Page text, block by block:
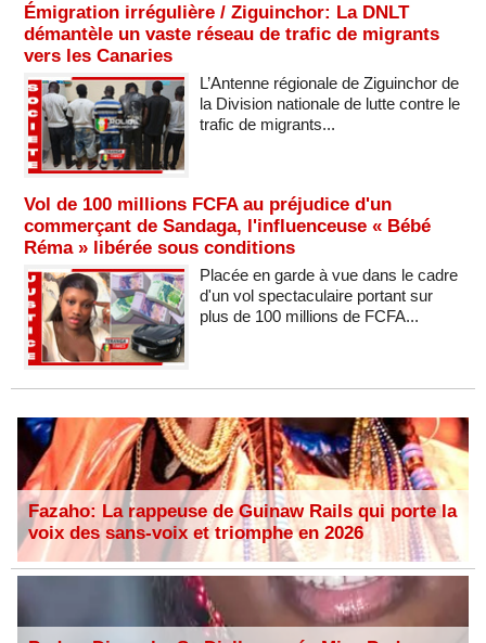
Émigration irrégulière / Ziguinchor: La DNLT
démantèle un vaste réseau de trafic de migrants
vers les Canaries
L’Antenne régionale de Ziguinchor de
la Division nationale de lutte contre le
trafic de migrants...
Vol de 100 millions FCFA au préjudice d'un
commerçant de Sandaga, l'influenceuse « Bébé
Réma » libérée sous conditions
Placée en garde à vue dans le cadre
d'un vol spectaculaire portant sur
plus de 100 millions de FCFA...
Fazaho: La rappeuse de Guinaw Rails qui porte la
voix des sans-voix et triomphe en 2026